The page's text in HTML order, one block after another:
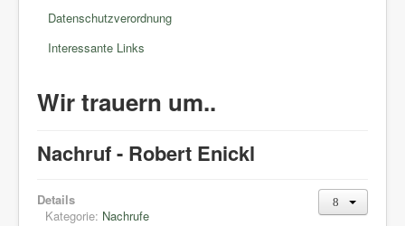
Datenschutzverordnung
Interessante Links
Wir trauern um..
Nachruf - Robert Enickl
Details
Kategorie: Nachrufe